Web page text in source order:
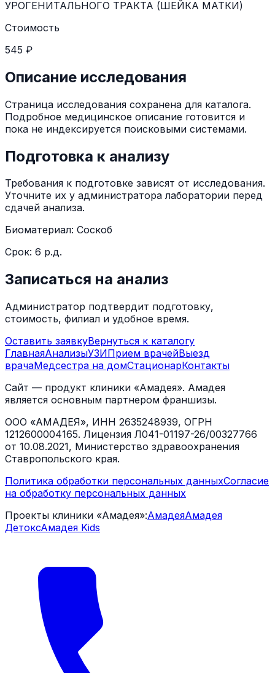
УРОГЕНИТАЛЬНОГО ТРАКТА (ШЕЙКА МАТКИ)
Стоимость
545 ₽
Описание исследования
Страница исследования сохранена для каталога.
Подробное медицинское описание готовится и
пока не индексируется поисковыми системами.
Подготовка к анализу
Требования к подготовке зависят от исследования.
Уточните их у администратора лаборатории перед
сдачей анализа.
Биоматериал: Соскоб
Срок: 6 р.д.
Записаться на анализ
Администратор подтвердит подготовку,
стоимость, филиал и удобное время.
Оставить заявкуВернуться к каталогу
ГлавнаяАнализыУЗИПрием врачейВыезд
врачаМедсестра на домСтационарКонтакты
Сайт — продукт клиники «Амадея». Амадея
является основным партнером франшизы.
ООО «АМАДЕЯ», ИНН 2635248939, ОГРН
1212600004165. Лицензия Л041-01197-26/00327766
от 10.08.2021, Министерство здравоохранения
Ставропольского края.
Политика обработки персональных данныхСогласие
на обработку персональных данных
Проекты клиники «Амадея»:АмадеяАмадея
ДетоксАмадея Kids